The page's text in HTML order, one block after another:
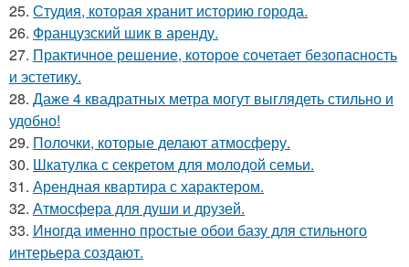
25. Студия, которая хранит историю города.
26. Французский шик в аренду.
27. Практичное решение, которое сочетает безопасность
и эстетику.
28. Даже 4 квадратных метра могут выглядеть стильно и
удобно!
29. Полочки, которые делают атмосферу.
30. Шкатулка с секретом для молодой семьи.
31. Арендная квартира с характером.
32. Атмосфера для души и друзей.
33. Иногда именно простые обои базу для стильного
интерьера создают.